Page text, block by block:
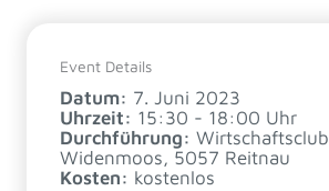
Event Details
Datum: 7. Juni 2023
Uhrzeit: 15:30 - 18:00 Uhr
Durchführung: Wirtschaftsclub
Widenmoos, 5057 Reitnau
Kosten: kostenlos